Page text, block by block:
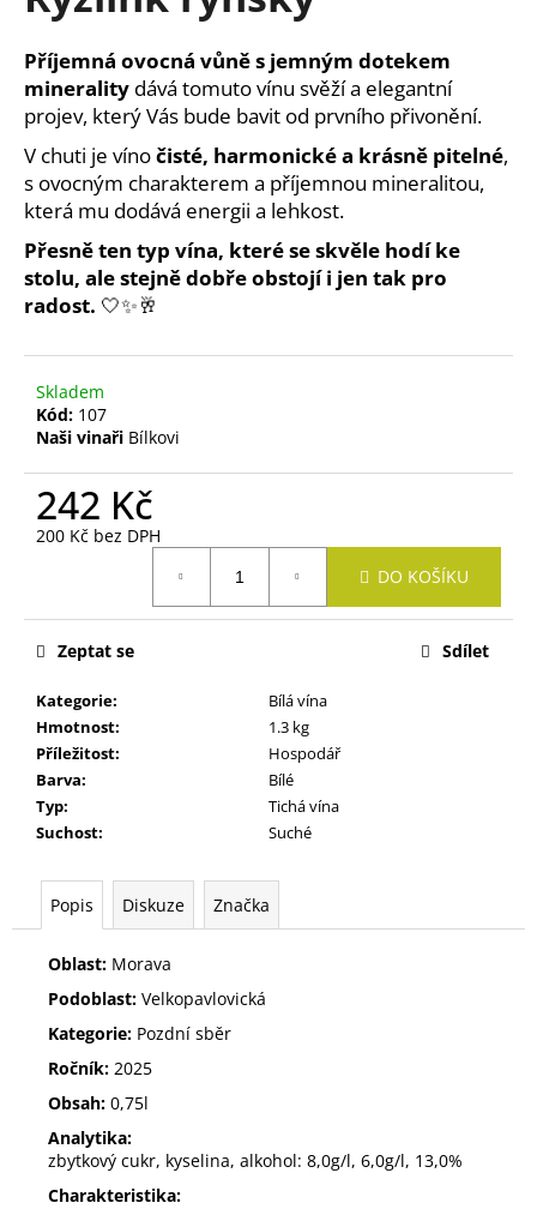
z
5
hvězdiček.
Příjemná ovocná vůně s jemným dotekem
minerality dává tomuto vínu svěží a elegantní
projev, který Vás bude bavit od prvního přivonění.
V chuti je vínočisté, harmonické a krásně pitelné,
s ovocným charakterem a příjemnou mineralitou,
která mu dodává energii a lehkost.
Přesně ten typ vína, které se skvěle hodí ke
stolu, ale stejně dobře obstojí i jen tak pro
radost. 🤍✨🥂
Skladem
Kód: 107
Naši vinaři Bílkovi
242 Kč
200 Kč bez DPH
DO KOŠÍKU
Kategorie:
Bílá vína
Hmotnost:
1.3 kg
Příležitost:
Hospodář
Barva:
Bílé
Typ:
Tichá vína
Suchost: Suché
Zeptat se Sdílet
Popis Diskuze Značka
Oblast: Morava
Podoblast: Velkopavlovická
Kategorie: Pozdní sběr
Ročník: 2025
Obsah: 0,75l
Analytika:
zbytkový cukr, kyselina, alkohol: 8,0g/l, 6,0g/l, 13,0%
Charakteristika:
j
í
t
?
HLEDAT
D
o
p
u
e
m
SYLVÁNSKÉ
ZELENÉ
305
Kč